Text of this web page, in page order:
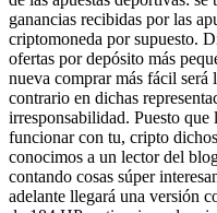
ganancias recibidas por las
criptomoneda por supuesto.
ofertas por depósito más
nueva comprar más fácil será
contrario en dichas
irresponsabilidad. Puesto que
funcionar con tu, cripto
conocimos a un lector del
contando cosas súper
adelante llegará una versión